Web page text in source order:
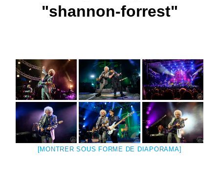
"shannon-forrest"
[MONTRER SOUS FORME DE DIAPORAMA]